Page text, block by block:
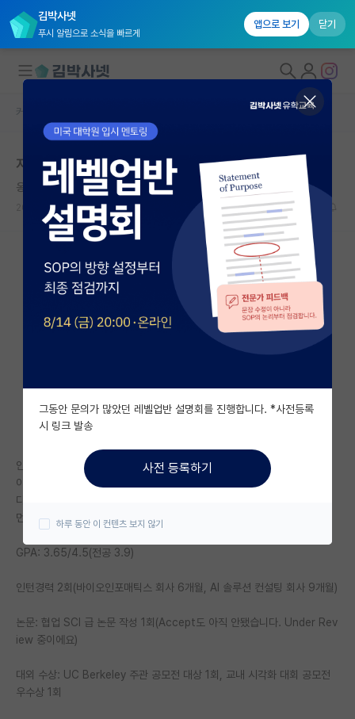
김박사넷
푸시 알림으로 소식을 빠르게
앱으로 보기 닫기
대학원생 모집
국내대학원 정보
연구실&오픈랩
커뮤니티
커뮤니티 홈
전체글보기
베스트 게시판
자유 게시판(아무개랩)
미국 유학 게시판
미국 대학원 합격 후기 게시판
대학원생 모집 게시판
연구실(PI) 홍보 게시판
학부 인턴 게시판
취업 게시판
커뮤니티 홈
지방대생에게 보내는 응원의 글
옹졸한 제임스 와트
2024.01.18 22 12057
안녕하세요,
이번에 경북 소재 지사립 졸업 후 카이스트 석사 진학하는 석사 신입생입니
다.
먼저 제 스펙을 이야기하자면
GPA: 3.65/4.5(전공 3.9)
인턴경력 2회(바이오인포매틱스 회사 6개월, AI 솔루션 컨설팅 회사 9개월)
논문: 협업 SCI 급 논문 작성 1회(Accept도 아직 안됐습니다. Under Rev
iew 중이에요)
대외 수상: UC Berkeley 주관 공모전 대상 1회, 교내 시각화 대회 공모전
우수상 1회
그동안 문의가 많았던 레벨업반 설명회를 진행합니다. *사전등록
시 링크 발송
사전 등록하기
하루 동안 이 컨텐츠 보지 않기